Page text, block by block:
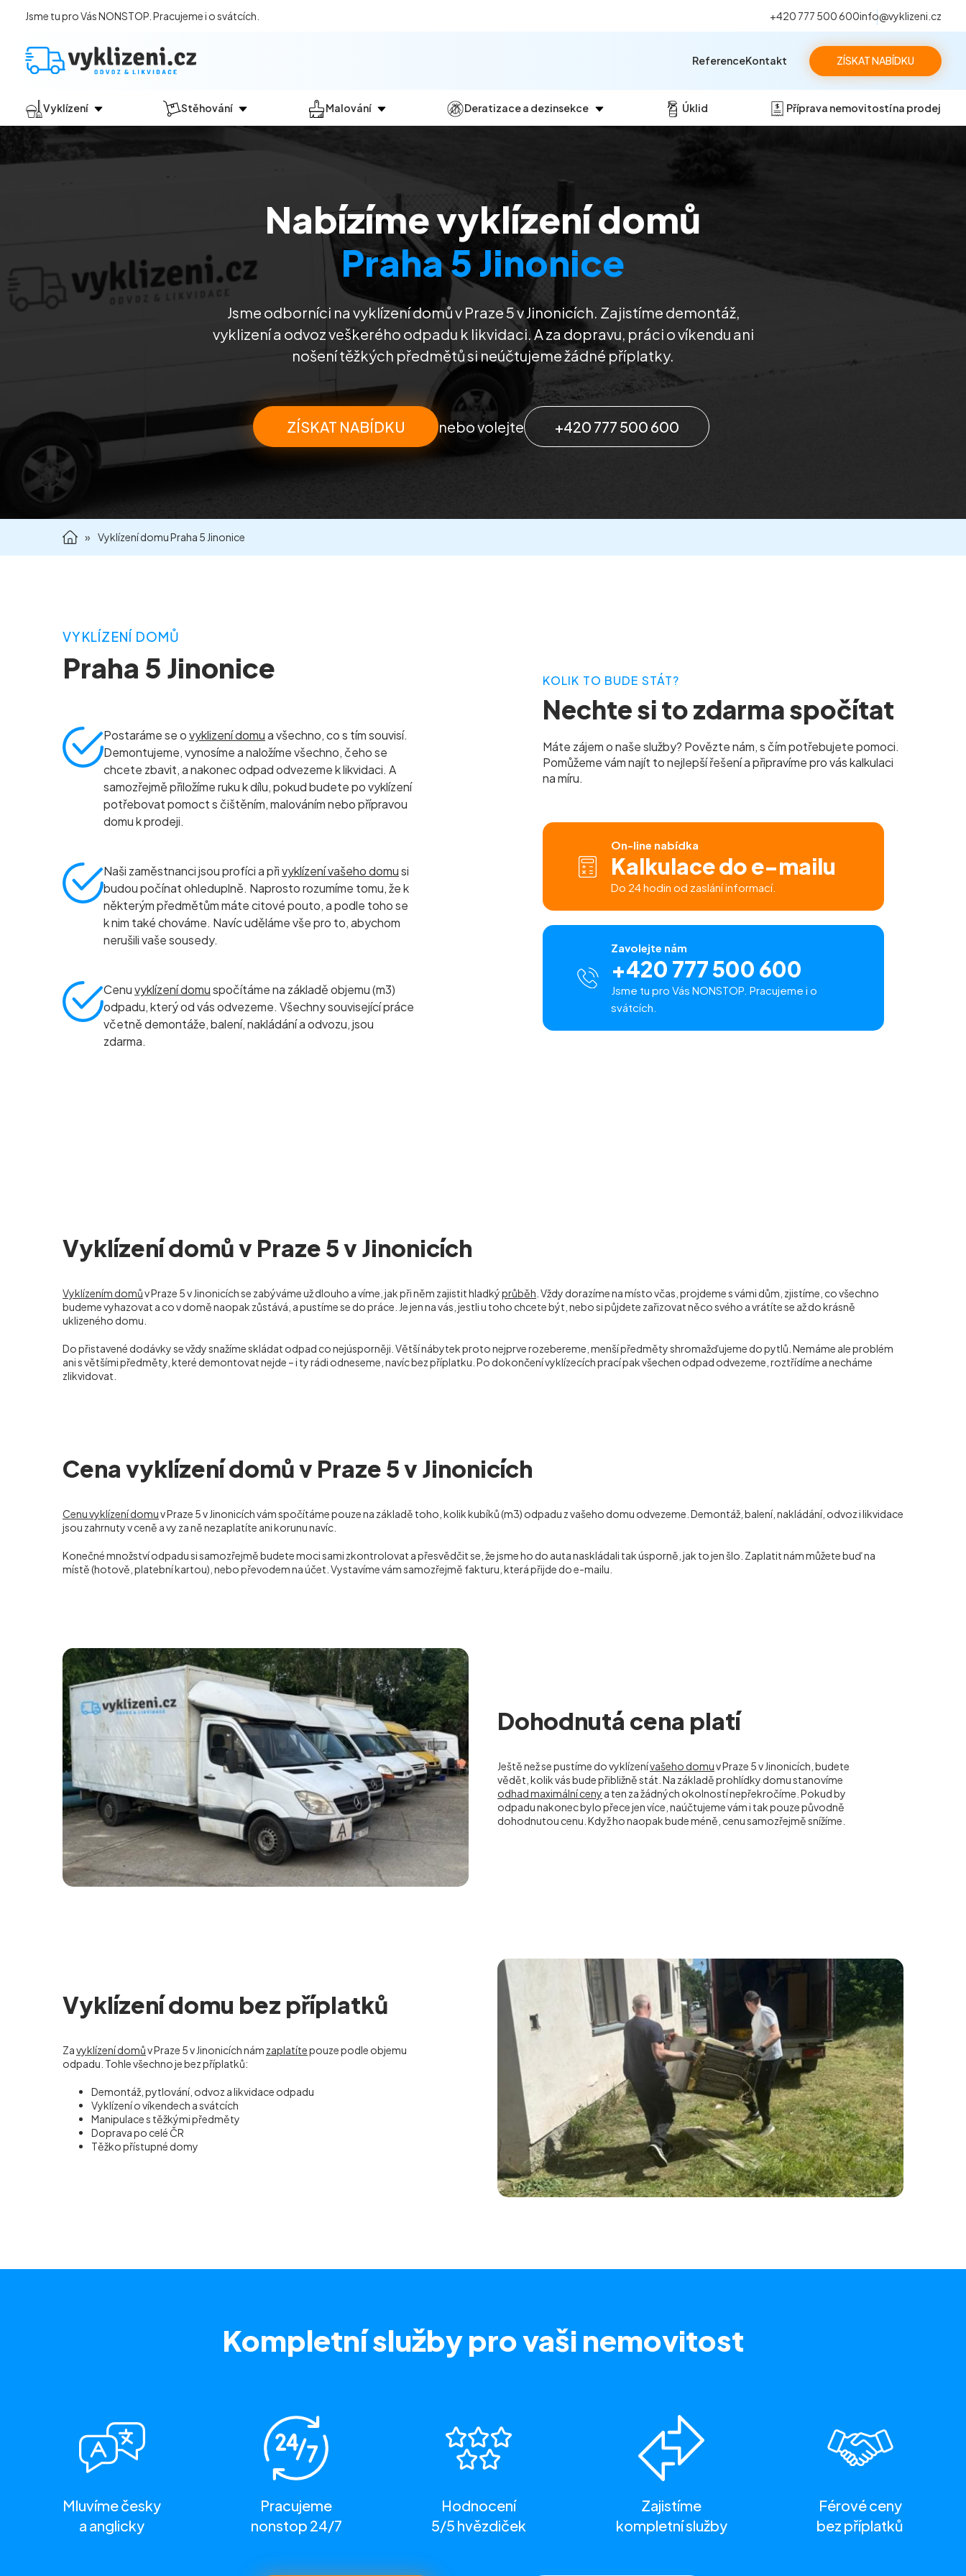
Jsme tu pro Vás NONSTOP. Pracujeme i o svátcích. +420 777 500 600info@vyklizeni.cz
ZÍSKAT NABÍDKU
Vyklízení
Jak vyklízení probíhá?
Vyklízení sklepů a garáží
Vyklízení zahrad
Stěhování Malování
Malování kanceláří
Malování komerčních prostor
Deratizace a dezinsekce
Dezinsekce
Úklid Příprava nemovitostí na prodej
ReferenceKontakt
Nabízíme vyklízení domů
Praha 5 Jinonice
Jsme odborníci na vyklízení domů v Praze 5 v Jinonicích. Zajistíme demontáž,
vyklizení a odvoz veškerého odpadu k likvidaci. A za dopravu, práci o víkendu ani
nošení těžkých předmětů si neúčtujeme žádné příplatky.
ZÍSKAT NABÍDKU nebo volejte +420 777 500 600
» Vyklízení domu Praha 5 Jinonice
VYKLÍZENÍ DOMŮ
Praha 5 Jinonice
Postaráme se ovyklizení domua všechno, co s tím souvisí.
Demontujeme, vynosíme a naložíme všechno, čeho se
chcete zbavit, a nakonec odpad odvezeme k likvidaci. A
samozřejmě přiložíme ruku k dílu, pokud budete po vyklízení
potřebovat pomoct s čištěním, malováním nebo přípravou
domu k prodeji.
Naši zaměstnanci jsou profíci a přivyklízení vašeho domusi
budou počínat ohleduplně. Naprosto rozumíme tomu, že k
některým předmětům máte citové pouto, a podle toho se
k nim také chováme. Navíc uděláme vše pro to, abychom
nerušili vaše sousedy.
Cenuvyklízení domuspočítáme na základě objemu (m3)
odpadu, který od vás odvezeme. Všechny související práce
včetně demontáže, balení, nakládání a odvozu, jsou
zdarma.
KOLIK TO BUDE STÁT?
Nechte si to zdarma spočítat
Máte zájem o naše služby? Povězte nám, s čím potřebujete pomoci.
Pomůžeme vám najít to nejlepší řešení a připravíme pro vás kalkulaci
na míru.
On-line nabídka
Kalkulace do e-mailu
Do 24 hodin od zaslání informací.
Zavolejte nám
+420 777 500 600
Jsme tu pro Vás NONSTOP. Pracujeme i o
svátcích.
Vyklízení domů v Praze 5 v Jinonicích
Vyklízením domův Praze 5 v Jinonicích se zabýváme už dlouho a víme, jak při něm zajistit hladkýprůběh . Vždy dorazíme na místo včas, projdeme s vámi dům, zjistíme, co všechno
budeme vyhazovat a co v domě naopak zůstává, a pustíme se do práce. Je jen na vás, jestli u toho chcete být, nebo si půjdete zařizovat něco svého a vrátíte se až do krásně
uklizeného domu.
Do přistavené dodávky se vždy snažíme skládat odpad co nejúsporněji. Větší nábytek proto nejprve rozebereme, menší předměty shromažďujeme do pytlů. Nemáme ale problém
ani s většími předměty, které demontovat nejde – i ty rádi odneseme, navíc bez příplatku. Po dokončení vyklízecích prací pak všechen odpad odvezeme, roztřídíme a necháme
zlikvidovat.
Cena vyklízení domů v Praze 5 v Jinonicích
Cenu vyklízení domuv Praze 5 v Jinonicích vám spočítáme pouze na základě toho, kolik kubíků (m3) odpadu z vašeho domu odvezeme. Demontáž, balení, nakládání, odvoz i likvidace
jsou zahrnuty v ceně a vy za ně nezaplatíte ani korunu navíc.
Konečné množství odpadu si samozřejmě budete moci sami zkontrolovat a přesvědčit se, že jsme ho do auta naskládali tak úsporně, jak to jen šlo. Zaplatit nám můžete buď na
místě (hotově, platební kartou), nebo převodem na účet. Vystavíme vám samozřejmě fakturu, která přijde do e-mailu.
Dohodnutá cena platí
Ještě než se pustíme do vyklízenívašeho domuv Praze 5 v Jinonicích, budete
vědět, kolik vás bude přibližně stát. Na základě prohlídky domu stanovíme
odhad maximální ceny a ten za žádných okolností nepřekročíme. Pokud by
odpadu nakonec bylo přece jen více, naúčtujeme vám i tak pouze původně
dohodnutou cenu. Když ho naopak bude méně, cenu samozřejmě snížíme.
Vyklízení domu bez příplatků
Zavyklízení domův Praze 5 v Jinonicích nám zaplatítepouze podle objemu
odpadu. Tohle všechno je bez příplatků:
Demontáž, pytlování, odvoz a likvidace odpadu
Vyklízení o víkendech a svátcích
Manipulace s těžkými předměty
Doprava po celé ČR
Těžko přístupné domy
Kompletní službypro vaši nemovitost
Mluvíme česky
a anglicky
Pracujeme
nonstop 24/7
Hodnocení
5/5 hvězdiček
Zajistíme
kompletní služby
Férové ceny
bez příplatků